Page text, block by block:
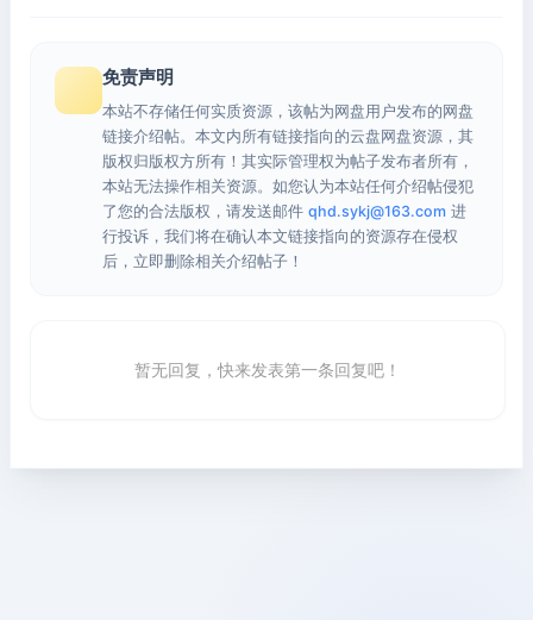
免责声明
本站不存储任何实质资源，该帖为网盘用户发布的网盘
链接介绍帖。本文内所有链接指向的云盘网盘资源，其
版权归版权方所有！其实际管理权为帖子发布者所有，
本站无法操作相关资源。如您认为本站任何介绍帖侵犯
了您的合法版权，请发送邮件 qhd.sykj@163.com 进
行投诉，我们将在确认本文链接指向的资源存在侵权
后，立即删除相关介绍帖子！
暂无回复，快来发表第一条回复吧！